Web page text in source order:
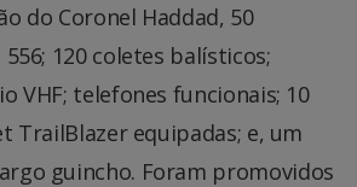
do Coronel Haddad, 50
120 coletes balísticos;
VHF; telefones funcionais; 10
TrailBlazer equipadas; e, um
guincho. Foram promovidos